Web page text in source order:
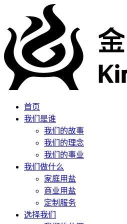
首页
我们是谁
我们的故事
我们的理念
我们的事业
我们做什么
家庭用盐
商业用盐
定制服务
选择我们